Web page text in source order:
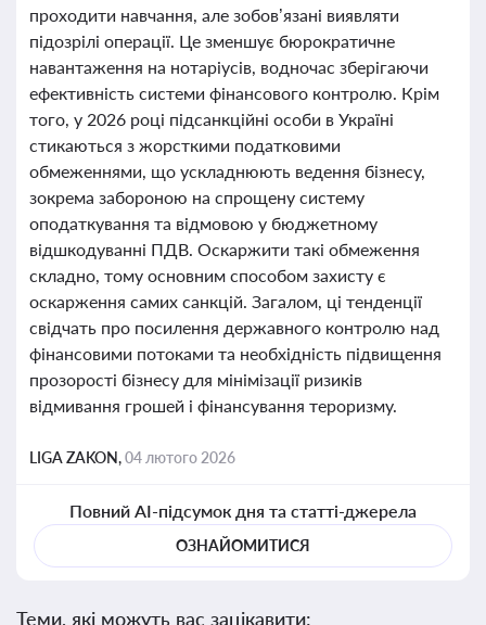
проходити навчання, але зобов’язані виявляти
підозрілі операції. Це зменшує бюрократичне
навантаження на нотаріусів, водночас зберігаючи
ефективність системи фінансового контролю. Крім
того, у 2026 році підсанкційні особи в Україні
стикаються з жорсткими податковими
обмеженнями, що ускладнюють ведення бізнесу,
зокрема забороною на спрощену систему
оподаткування та відмовою у бюджетному
відшкодуванні ПДВ. Оскаржити такі обмеження
складно, тому основним способом захисту є
оскарження самих санкцій. Загалом, ці тенденції
свідчать про посилення державного контролю над
фінансовими потоками та необхідність підвищення
прозорості бізнесу для мінімізації ризиків
відмивання грошей і фінансування тероризму.
LIGA ZAKON,04 лютого 2026
Повний AI-підсумок дня та статті-джерела
ОЗНАЙОМИТИСЯ
Теми, які можуть вас зацікавити: